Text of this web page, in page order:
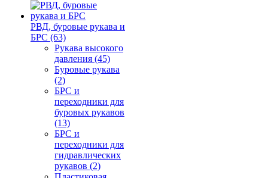
РВД, буровые рукава и
БРС (63)
Рукава высокого
давления (45)
Буровые рукава
(2)
БРС и
переходники для
буровых рукавов
(13)
БРС и
переходники для
гидравлических
рукавов (2)